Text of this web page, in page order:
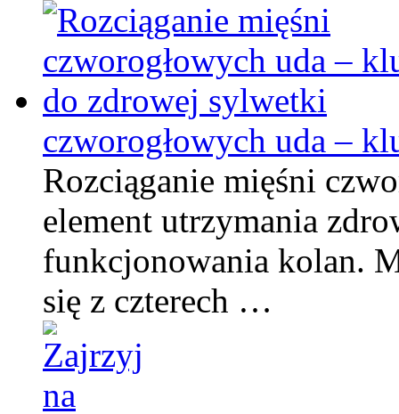
czworogłowych uda –
Rozciąganie mięśni
element utrzymania
funkcjonowania kolan.
się z czterech …